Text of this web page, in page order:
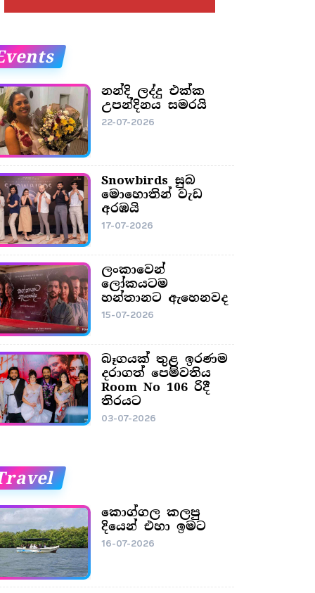
නන්දි ලද්දු එක්ක
උපන්දිනය සමරයි
22-07-2026
Snowbirds සුබ
මොහොතින් වැඩ
අරඹයි
17-07-2026
ලංකාවෙන්
ලෝකයටම
හන්තානට ඇහෙනවද
15-07-2026
බෑගයක් තුළ ඉරණම
දරාගත් පෙම්වතිය
Room No 106 රිදී
තිරයට
03-07-2026
කොග්ගල කලපු
දියෙන් එහා ඉමට
16-07-2026